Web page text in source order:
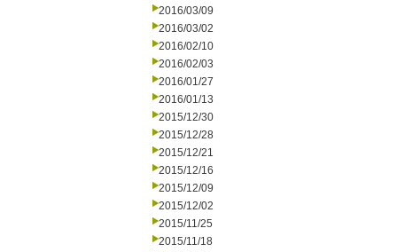
2016/03/09
2016/03/02
2016/02/10
2016/02/03
2016/01/27
2016/01/13
2015/12/30
2015/12/28
2015/12/21
2015/12/16
2015/12/09
2015/12/02
2015/11/25
2015/11/18